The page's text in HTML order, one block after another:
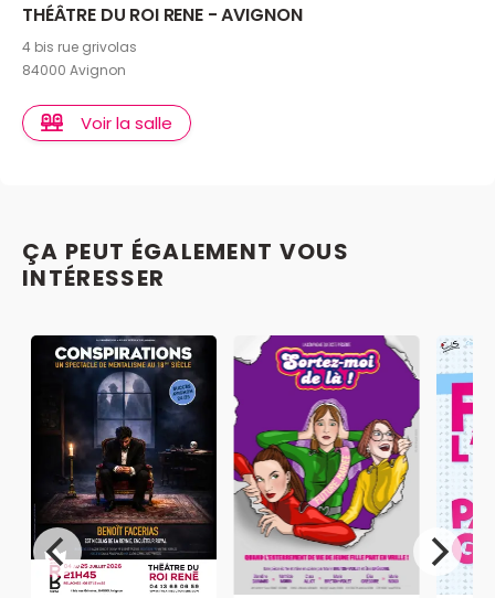
THÉÂTRE DU ROI RENE - AVIGNON
4 bis rue grivolas
84000 Avignon
Voir la salle
ÇA PEUT ÉGALEMENT VOUS
INTÉRESSER